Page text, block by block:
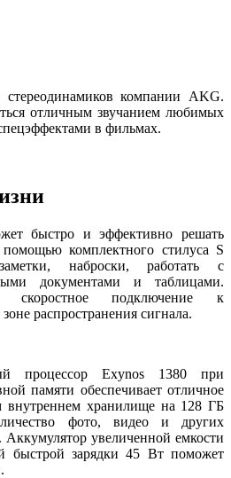
компании AKG.
отличным звучанием любимых
в фильмах.
быстро и эффективно решать
комплектного стилуса S
наброски, работать с
документами и таблицами.
скоростное подключение к
распространения сигнала.
процессор Exynos 1380 при
памяти обеспечивает отличное
внутреннем хранилище на 128 ГБ
фото, видео и других
Аккумулятор увеличенной емкости
быстрой зарядки 45 Вт поможет